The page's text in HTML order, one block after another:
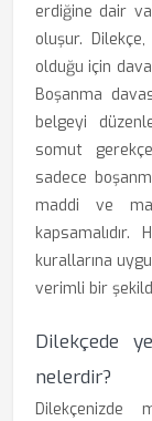
erdiğine dair
oluşur.
olduğu için
Boşanma
belgeyi
somut
sadece
maddi ve
kurallarına
verimli bir
Dilekçede
nelerdir?
Dilekçenizde